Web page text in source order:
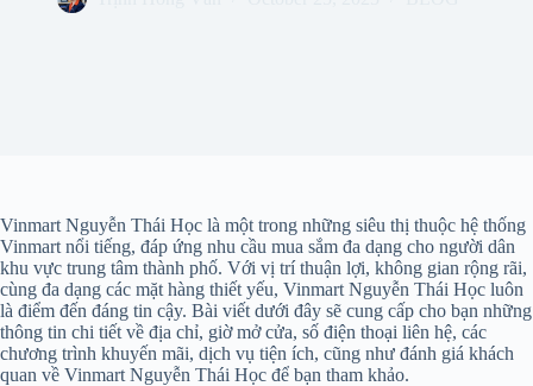
Vinmart Nguyễn Thái Học là một trong những siêu thị thuộc hệ thống
Vinmart nổi tiếng, đáp ứng nhu cầu mua sắm đa dạng cho người dân
khu vực trung tâm thành phố. Với vị trí thuận lợi, không gian rộng rãi,
cùng đa dạng các mặt hàng thiết yếu, Vinmart Nguyễn Thái Học luôn
là điểm đến đáng tin cậy. Bài viết dưới đây sẽ cung cấp cho bạn những
thông tin chi tiết về địa chỉ, giờ mở cửa, số điện thoại liên hệ, các
chương trình khuyến mãi, dịch vụ tiện ích, cũng như đánh giá khách
quan về Vinmart Nguyễn Thái Học để bạn tham khảo.